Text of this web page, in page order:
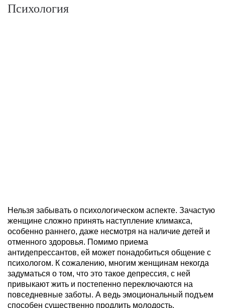
Психология
Нельзя забывать о психологическом аспекте. Зачастую
женщине сложно принять наступление климакса,
особенно раннего, даже несмотря на наличие детей и
отменного здоровья. Помимо приема
антидепрессантов, ей может понадобиться общение с
психологом. К сожалению, многим женщинам некогда
задуматься о том, что это такое депрессия, с ней
привыкают жить и постепенно переключаются на
повседневные заботы. А ведь эмоциональный подъем
способен существенно продлить молодость.